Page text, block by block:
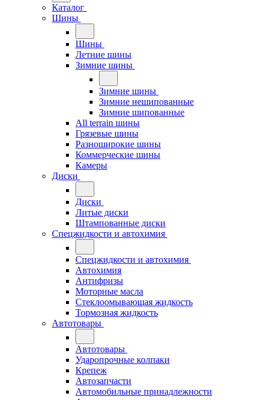
Каталог
Шины
Шины
Летние шины
Зимние шины
Зимние шины
Зимние нешипованные
Зимние шипованные
All terrain шины
Грязевые шины
Разноширокие шины
Коммерческие шины
Камеры
Диски
Диски
Литые диски
Штампованные диски
Спецжидкости и автохимия
Спецжидкости и автохимия
Автохимия
Антифризы
Моторные масла
Стеклоомывающая жидкость
Тормозная жидкость
Автотовары
Автотовары
Ударопрочные колпаки
Крепеж
Автозапчасти
Автомобильные принадлежности